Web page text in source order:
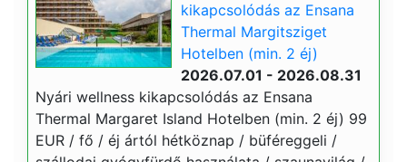
kikapcsolódás az Ensana
Thermal Margitsziget
Hotelben (min. 2 éj)
2026.07.01 - 2026.08.31
Nyári wellness kikapcsolódás az Ensana
Thermal Margaret Island Hotelben (min. 2 éj) 99
EUR / fő / éj ártól hétköznap / büféreggeli /